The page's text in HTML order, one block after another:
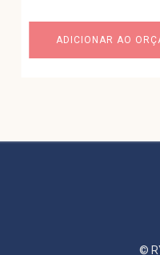
ADICIONAR AO
©